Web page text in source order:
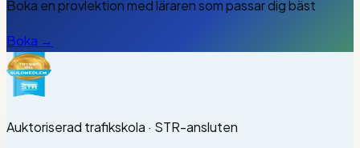
Boka en provlektion med läraren som passar dig bäst
Boka →
Auktoriserad trafikskola · STR-ansluten